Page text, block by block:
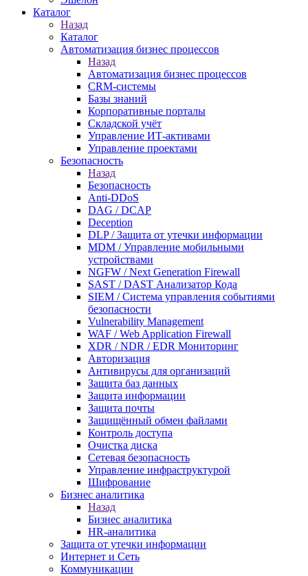
Каталог
Назад
Каталог
Автоматизация бизнес процессов
Назад
Автоматизация бизнес процессов
CRM-системы
Базы знаний
Корпоративные порталы
Складской учёт
Управление ИТ-активами
Управление проектами
Безопасность
Назад
Безопасность
Anti-DDoS
DAG / DCAP
Deception
DLP / Защита от утечки информации
MDM / Управление мобильными
устройствами
NGFW / Next Generation Firewall
SAST / DAST Анализатор Кода
SIEM / Система управления событиями
безопасности
Vulnerability Management
WAF / Web Application Firewall
XDR / NDR / EDR Мониторинг
Авторизация
Антивирусы для организаций
Защита баз данных
Защита информации
Защита почты
Защищённый обмен файлами
Контроль доступа
Очистка диска
Сетевая безопасность
Управление инфраструктурой
Шифрование
Бизнес аналитика
Назад
Бизнес аналитика
HR-аналитика
Защита от утечки информации
Интернет и Сеть
Коммуникации